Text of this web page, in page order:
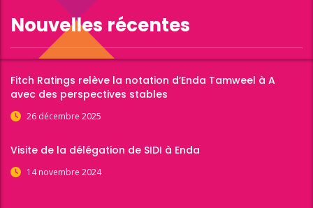
Nouvelles récentes
Fitch Ratings relève la notation d’Enda Tamweel à A
avec des perspectives stables
26 décembre 2025
Visite de la délégation de SIDI à Enda
14 novembre 2024